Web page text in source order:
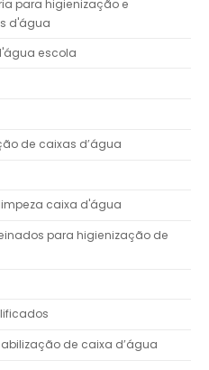
para higienização e
d'água
escola
de caixas d’água
caixa d'água
para higienização de
de caixa d’água